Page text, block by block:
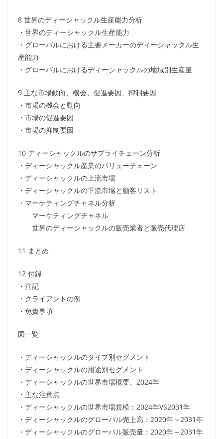
8 世界のディーシャックル生産能力分析
・世界のディーシャックル生産能力
・グローバルにおける主要メーカーのディーシャックル生
産能力
・グローバルにおけるディーシャックルの地域別生産量
9 主な市場動向、機会、促進要因、抑制要因
・市場の機会と動向
・市場の促進要因
・市場の抑制要因
10 ディーシャックルのサプライチェーン分析
・ディーシャックル産業のバリューチェーン
・ディーシャックルの上流市場
・ディーシャックルの下流市場と顧客リスト
・マーケティングチャネル分析
マーケティングチャネル
世界のディーシャックルの販売業者と販売代理店
11 まとめ
12 付録
・注記
・クライアントの例
・免責事項
図一覧
・ディーシャックルのタイプ別セグメント
・ディーシャックルの用途別セグメント
・ディーシャックルの世界市場概要、2024年
・主な注意点
・ディーシャックルの世界市場規模：2024年VS2031年
・ディーシャックルのグローバル売上高：2020年～2031年
・ディーシャックルのグローバル販売量：2020年～2031年